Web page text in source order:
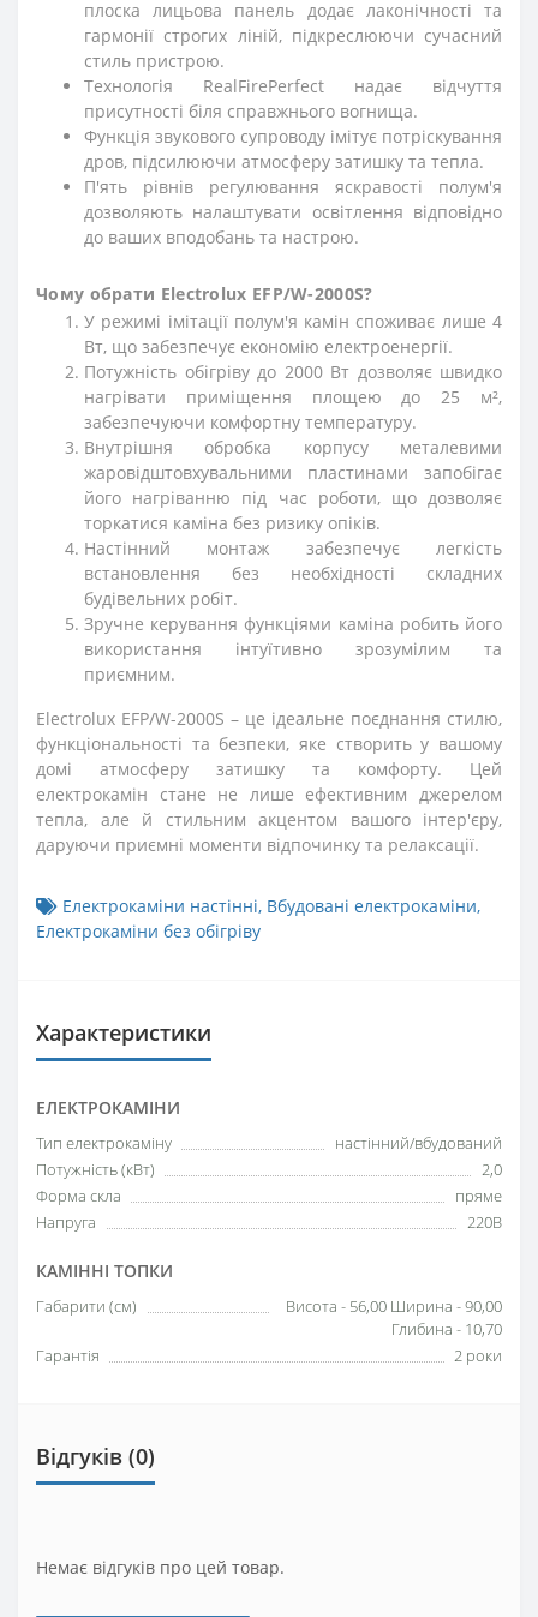
плоска лицьова панель додає лаконічності та
гармонії строгих ліній, підкреслюючи сучасний
стиль пристрою.
Технологія RealFirePerfect надає відчуття
присутності біля справжнього вогнища.
Функція звукового супроводу імітує потріскування
дров, підсилюючи атмосферу затишку та тепла.
П'ять рівнів регулювання яскравості полум'я
дозволяють налаштувати освітлення відповідно
до ваших вподобань та настрою.
Чому обрати Electrolux EFP/W-2000S?
У режимі імітації полум'я камін споживає лише 4
Вт, що забезпечує економію електроенергії.
Потужність обігріву до 2000 Вт дозволяє швидко
нагрівати приміщення площею до 25 м²,
забезпечуючи комфортну температуру.
Внутрішня обробка корпусу металевими
жаровідштовхувальними пластинами запобігає
його нагріванню під час роботи, що дозволяє
торкатися каміна без ризику опіків.
Настінний монтаж забезпечує легкість
встановлення без необхідності складних
будівельних робіт.
Зручне керування функціями каміна робить його
використання інтуїтивно зрозумілим та
приємним.
Electrolux EFP/W-2000S – це ідеальне поєднання стилю,
функціональності та безпеки, яке створить у вашому
домі атмосферу затишку та комфорту. Цей
електрокамін стане не лише ефективним джерелом
тепла, але й стильним акцентом вашого інтер'єру,
даруючи приємні моменти відпочинку та релаксації.
Електрокаміни настінні, Вбудовані електрокаміни,
Електрокаміни без обігріву
Характеристики
ЕЛЕКТРОКАМІНИ
Тип електрокаміну
настінний/вбудований
Потужність (кВт)
2,0
Форма скла
пряме
Напруга
220В
КАМІННІ ТОПКИ
Габарити (см)
Висота - 56,00 Ширина - 90,00
Глибина - 10,70
Гарантія
2 роки
Відгуків (0)
Немає відгуків про цей товар.